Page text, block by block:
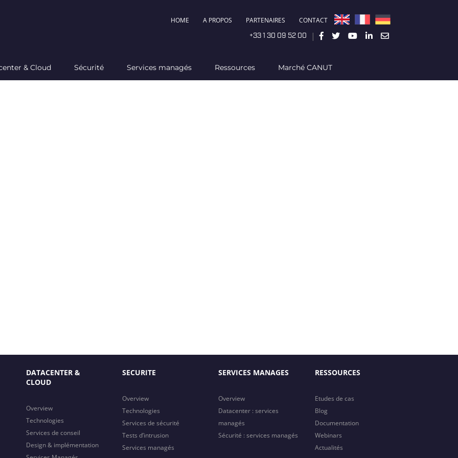
HOME A PROPOS PARTENAIRES CONTACT
+33 1 30 09 52 00 |
& Cloud Sécurité Services managés Ressources Marché CANUT
DATACENTER &
CLOUD
Overview
Technologies
Services de conseil
Design & implémentation
SECURITE
Overview
Technologies
Services de sécurité
Tests d’intrusion
Services managés
SERVICES MANAGES
Overview
Datacenter : services
managés
Sécurité : services managés
RESSOURCES
Etudes de cas
Blog
Documentation
Webinars
Actualités